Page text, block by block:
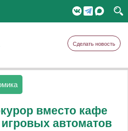
Сделать новость
вместо кафе
автоматов